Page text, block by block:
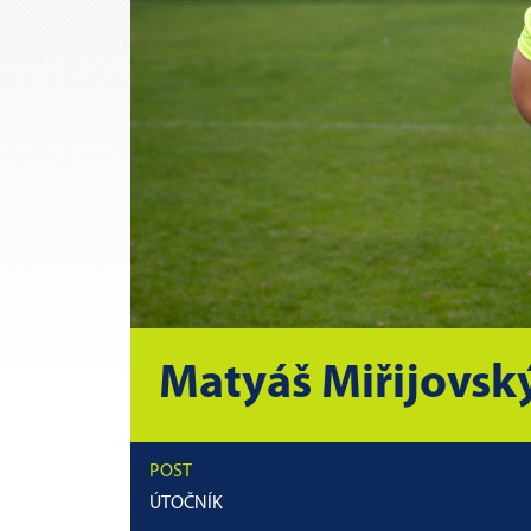
Matyáš
POST
ÚTOČNÍK